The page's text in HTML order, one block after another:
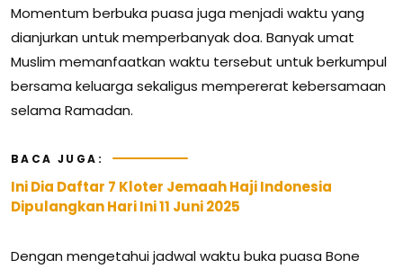
Momentum berbuka puasa juga menjadi waktu yang
dianjurkan untuk memperbanyak doa. Banyak umat
Muslim memanfaatkan waktu tersebut untuk berkumpul
bersama keluarga sekaligus mempererat kebersamaan
selama Ramadan.
BACA JUGA:
Ini Dia Daftar 7 Kloter Jemaah Haji Indonesia
Dipulangkan Hari Ini 11 Juni 2025
Dengan mengetahui jadwal waktu buka puasa Bone